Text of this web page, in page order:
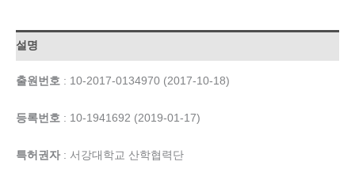
설명
출원번호 : 10-2017-0134970 (2017-10-18)
등록번호 : 10-1941692 (2019-01-17)
특허권자 : 서강대학교 산학협력단